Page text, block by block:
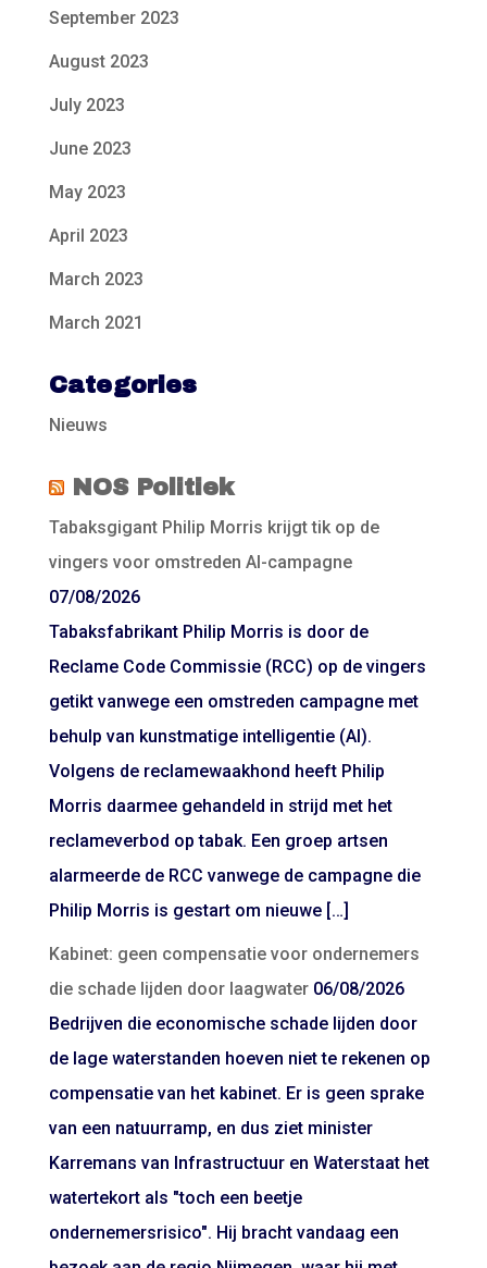
September 2023
August 2023
July 2023
June 2023
May 2023
April 2023
March 2023
March 2021
Categories
Nieuws
NOS Politiek
Tabaksgigant Philip Morris krijgt tik op de
vingers voor omstreden AI-campagne
07/08/2026
Tabaksfabrikant Philip Morris is door de
Reclame Code Commissie (RCC) op de vingers
getikt vanwege een omstreden campagne met
behulp van kunstmatige intelligentie (AI).
Volgens de reclamewaakhond heeft Philip
Morris daarmee gehandeld in strijd met het
reclameverbod op tabak. Een groep artsen
alarmeerde de RCC vanwege de campagne die
Philip Morris is gestart om nieuwe […]
Kabinet: geen compensatie voor ondernemers
die schade lijden door laagwater 06/08/2026
Bedrijven die economische schade lijden door
de lage waterstanden hoeven niet te rekenen op
compensatie van het kabinet. Er is geen sprake
van een natuurramp, en dus ziet minister
Karremans van Infrastructuur en Waterstaat het
watertekort als "toch een beetje
ondernemersrisico". Hij bracht vandaag een